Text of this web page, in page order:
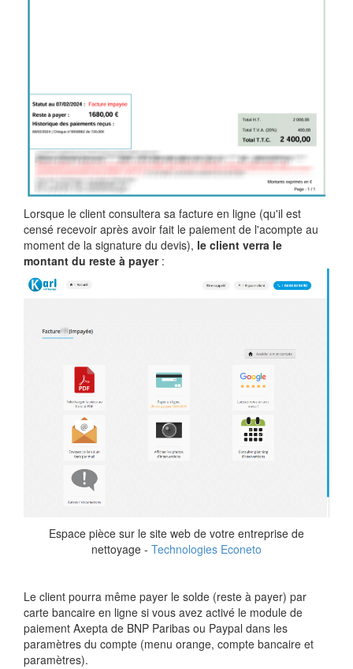
Lorsque le client consultera sa facture en ligne (qu'il est
censé recevoir après avoir fait le paiement de l'acompte au
moment de la signature du devis), le client verra le
montant du reste à payer:
Espace pièce sur le site web de votre entreprise de
nettoyage - Technologies Econeto
Le client pourra même payer le solde (reste à payer) par
carte bancaire en ligne si vous avez activé le module de
paiement Axepta de BNP Paribas ou Paypal dans les
paramètres du compte (menu orange, compte bancaire et
paramètres).